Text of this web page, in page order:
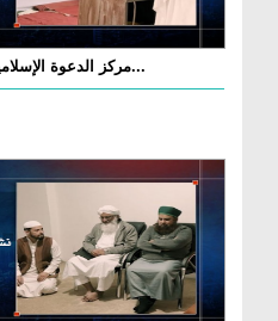
مركز الدعوة الإسلامية ينظم اجتماعًا تربويًا ضخمًا...